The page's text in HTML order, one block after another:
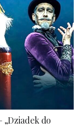
„Dziadek do